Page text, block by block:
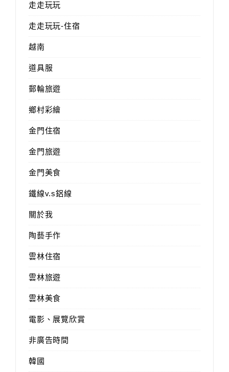
走走玩玩
走走玩玩-住宿
越南
道具服
郵輪旅遊
鄉村彩繪
金門住宿
金門旅遊
金門美食
鐵線v.s鋁線
關於我
陶藝手作
雲林住宿
雲林旅遊
雲林美食
電影、展覽欣賞
非廣告時間
韓國